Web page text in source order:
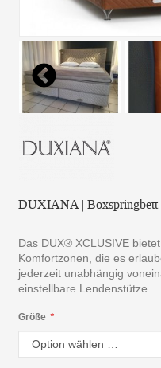
DUXIANA |
Das DUX® XCLUSIVE
Komfortzonen, die es
jederzeit unabhängig
einstellbare Lendenstütze.
*
Größe